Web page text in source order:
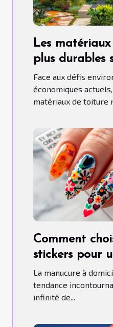
Les
plus durables
aujourd'hui
Face aux défis
économiques
matériaux de toiture
Comment
stickers pour
maison
La manucure à
tendance
infinité de...